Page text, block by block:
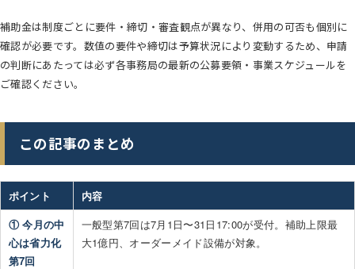
補助金は制度ごとに要件・締切・審査観点が異なり、併用の可否も個別に
確認が必要です。数値の要件や締切は予算状況により変動するため、申請
の判断にあたっては必ず各事務局の最新の公募要領・事業スケジュールを
ご確認ください。
この記事のまとめ
ポイント
内容
① 今月の中
心は省力化
第7回
一般型第7回は7月1日〜31日17:00が受付。補助上限最
大1億円、オーダーメイド設備が対象。